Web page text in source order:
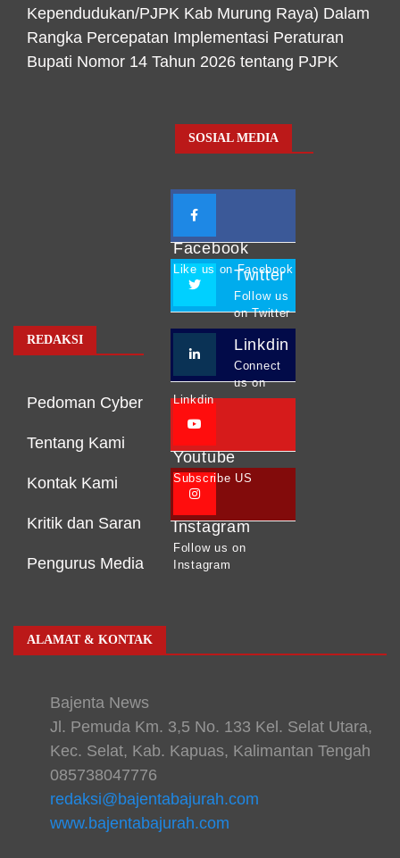
Kependudukan/PJPK Kab Murung Raya) Dalam
Rangka Percepatan Implementasi Peraturan
Bupati Nomor 14 Tahun 2026 tentang PJPK
REDAKSI
Pedoman Cyber
Tentang Kami
Kontak Kami
Kritik dan Saran
Pengurus Media
SOSIAL MEDIA
Facebook
Like us on Facebook
Twitter
Follow us
on Twitter
Linkdin
Connect
us on
Linkdin
Youtube
Subscribe US
Instagram
Follow us on
Instagram
ALAMAT & KONTAK
Bajenta News
Jl. Pemuda Km. 3,5 No. 133 Kel. Selat Utara,
Kec. Selat, Kab. Kapuas, Kalimantan Tengah
085738047776
redaksi@bajentabajurah.com
www.bajentabajurah.com